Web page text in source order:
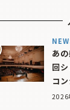
あ
回
コ
2026